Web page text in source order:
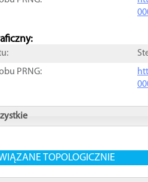
PRNG:
TOPOLOGICZNIE